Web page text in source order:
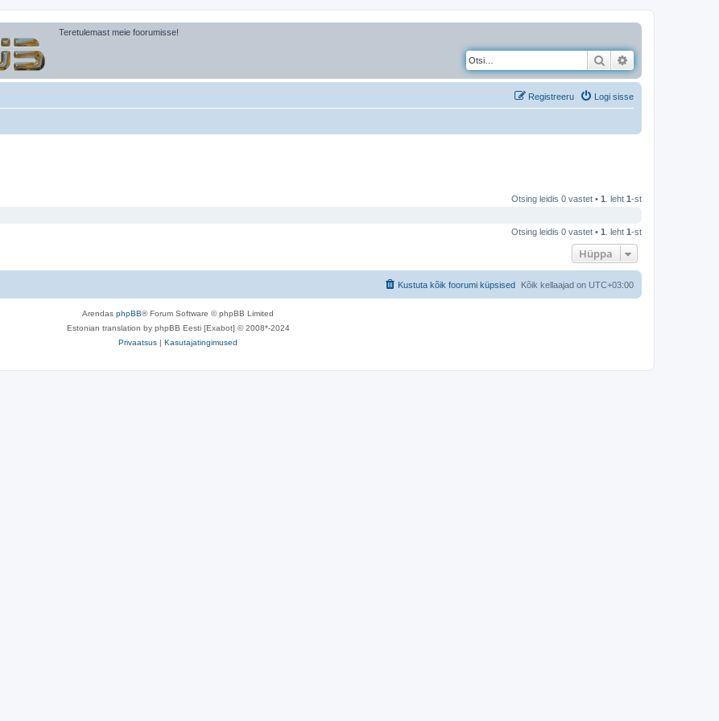
Teretulemast meie foorumisse!
Otsi
Logi sisse
Registreeru
Otsing leidis 0 vastet • 1 . leht 1-st
Otsing leidis 0 vastet • 1 . leht 1-st
Hüppa
Kõik kellaajad on UTC+03:00
Kustuta kõik foorumi küpsised
Arendas phpBB® Forum Software © phpBB Limited
Estonian translation by phpBB Eesti [Exabot] © 2008*-2024
Privaatsus | Kasutajatingimused